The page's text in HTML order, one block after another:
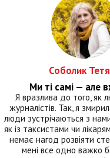
Соболик
Ми ті самі — але
Я вразлива до того, як
журналістів. Так, я
люди зустрічаються з
як із таксистами чи
немає нагод розвіяти
мені все одно важко